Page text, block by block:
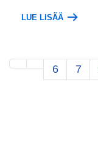
LUE LISÄÄ
6 7